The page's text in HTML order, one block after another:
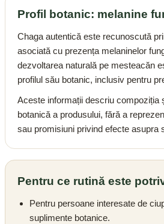
Profil botanic: melanine
Chaga autentică este recunoscută
asociată cu prezența melaninelor
dezvoltarea naturală pe mesteacăn
profilul său botanic, inclusiv pentru
Aceste informații descriu compoziția
botanică a produsului, fără a
sau promisiuni privind efecte asupra
Pentru ce rutină este
Pentru persoane interesate de
suplimente botanice.